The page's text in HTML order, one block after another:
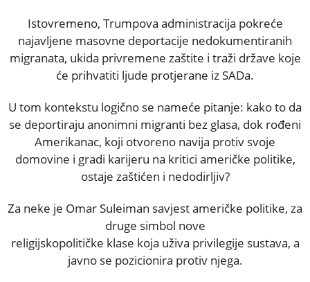
Istovremeno, Trumpova administracija pokreće
najavljene masovne deportacije nedokumentiranih
migranata, ukida privremene zaštite i traži države koje
će prihvatiti ljude protjerane iz SADa.
U tom kontekstu logično se nameće pitanje: kako to da
se deportiraju anonimni migranti bez glasa, dok rođeni
Amerikanac, koji otvoreno navija protiv svoje
domovine i gradi karijeru na kritici američke politike,
ostaje zaštićen i nedodirljiv?
Za neke je Omar Suleiman savjest američke politike, za
druge simbol nove
religijskopolitičke klase koja uživa privilegije sustava, a
javno se pozicionira protiv njega.